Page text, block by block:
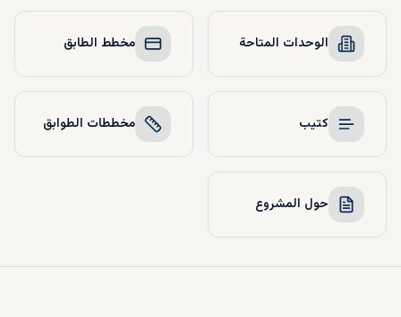
الوحدات المتاحة مخطط الطابق
كتيب مخططات الطوابق
حول المشروع